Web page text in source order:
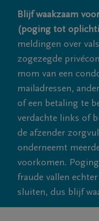
Blijf waakzaam
(poging tot
meldingen over
zogezegde
mom van een
mailadressen,
of een betaling te
verdachte links of
de afzender
onderneemt
voorkomen.
fraude vallen
sluiten, dus blijf